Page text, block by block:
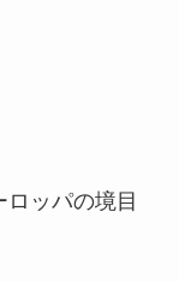
ッパの境目